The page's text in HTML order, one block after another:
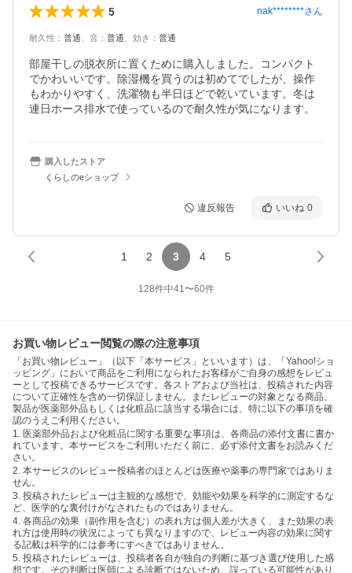
5 nak********さん
耐久性 ： 普通 音 ： 普通 効き ： 普通
部屋干しの脱衣所に置くために購入しました。コンパクト
でかわいいです。除湿機を買うのは初めてでしたが、操作
もわかりやすく、洗濯物も半日ほどで乾いています。冬は
連日ホース排水で使っているので耐久性が気になります。
購入したストア
くらしのeショップ
違反報告 いいね 0
1 2 3 4 5
128件中41〜60件
お買い物レビュー閲覧の際の注意事項
「お買い物レビュー」（以下「本サービス」といいます）は、「Yahoo!ショ
ッピング」において商品をご利用になられたお客様がご自身の感想をレビュ
ーとして投稿できるサービスです。各ストアおよび当社は、投稿された内容
について正確性を含め一切保証しません。またレビューの対象となる商品、
製品が医薬部外品もしくは化粧品に該当する場合には、特に以下の事項を確
認のうえご利用ください。
1. 医薬部外品および化粧品に関する重要な事項は、各商品の添付文書に書か
れています。本サービスをご利用いただく前に、必ず添付文書をお読みくだ
さい。
2. 本サービスのレビュー投稿者のほとんどは医療や薬事の専門家ではありま
せん。
3. 投稿されたレビューは主観的な感想で、効能や効果を科学的に測定するな
ど、医学的な裏付けがなされたものではありません。
4. 各商品の効果（副作用を含む）の表れ方は個人差が大きく、また効果の表
れ方は使用時の状況によっても異なりますので、レビュー内容の効果に関す
る記載は科学的には参考にすべきではありません。
5. 投稿されたレビューは、投稿者各自が独自の判断に基づき選び使用した感
想です。その判断は医師による診断ではないため、誤っている可能性があり